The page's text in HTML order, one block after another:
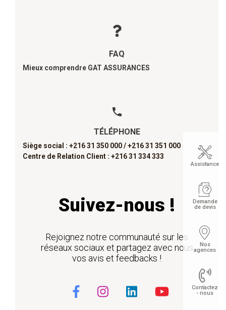
FAQ
Mieux comprendre GAT ASSURANCES
TÉLÉPHONE
Siège social : +216 31 350 000 /+216 31 351 000
Centre de Relation Client : +216 31 334 333
Suivez-nous !
Rejoignez notre communauté sur les
réseaux sociaux et partagez avec nous
vos avis et feedbacks !
Assistance
Demande
de devis
Nos
agences
Contactez
- nous